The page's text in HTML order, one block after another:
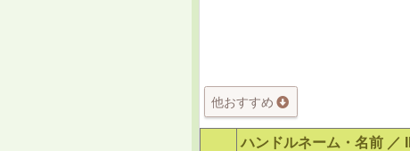
他おすすめ
ハンドルネーム・名前 ／